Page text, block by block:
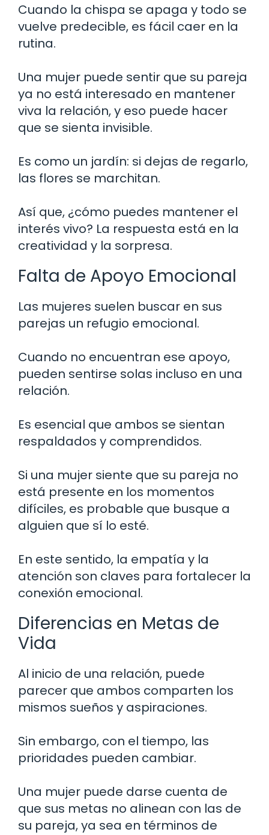
Cuando la chispa se apaga y todo se
vuelve predecible, es fácil caer en la
rutina.
Una mujer puede sentir que su pareja
ya no está interesado en mantener
viva la relación, y eso puede hacer
que se sienta invisible.
Es como un jardín: si dejas de regarlo,
las flores se marchitan.
Así que, ¿cómo puedes mantener el
interés vivo? La respuesta está en la
creatividad y la sorpresa.
Falta de Apoyo Emocional
Las mujeres suelen buscar en sus
parejas un refugio emocional.
Cuando no encuentran ese apoyo,
pueden sentirse solas incluso en una
relación.
Es esencial que ambos se sientan
respaldados y comprendidos.
Si una mujer siente que su pareja no
está presente en los momentos
difíciles, es probable que busque a
alguien que sí lo esté.
En este sentido, la empatía y la
atención son claves para fortalecer la
conexión emocional.
Diferencias en Metas de
Vida
Al inicio de una relación, puede
parecer que ambos comparten los
mismos sueños y aspiraciones.
Sin embargo, con el tiempo, las
prioridades pueden cambiar.
Una mujer puede darse cuenta de
que sus metas no alinean con las de
su pareja, ya sea en términos de